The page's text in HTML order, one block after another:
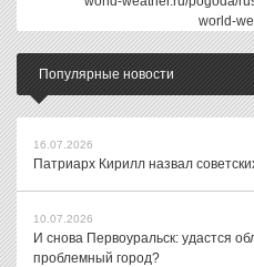
world-
Популярные новости
16.07.2026
Патриарх Кирилл назвал
10.07.2026
И снова Первоуральск: удастся
проблемный город?